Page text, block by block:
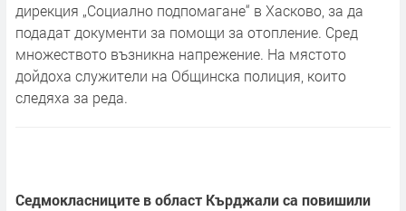
дирекция „Социално подпомагане“ в Хасково, за да
подадат документи за помощи за отопление. Сред
множеството възникна напрежение. На мястото
дойдоха служители на Общинска полиция, които
следяха за реда.
Седмокласниците в област Кърджали са повишили